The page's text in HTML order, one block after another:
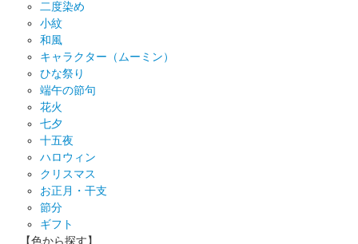
二度染め
小紋
和風
キャラクター（ムーミン）
ひな祭り
端午の節句
花火
七夕
十五夜
ハロウィン
クリスマス
お正月・干支
節分
ギフト
【色から探す】